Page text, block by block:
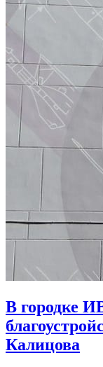
В городке
Калицова